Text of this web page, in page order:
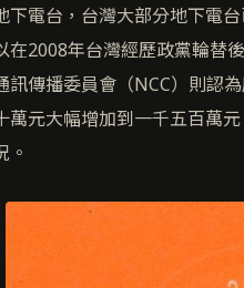
下電台，台灣大部分地下電
在2008年台灣經歷政黨輪替
訊傳播委員會（NCC）則認
萬元大幅增加到一千五百萬
。